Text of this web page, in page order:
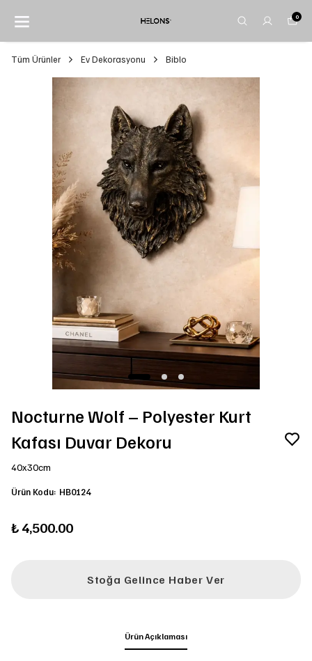
0
Tüm Ürünler Ev Dekorasyonu Biblo
Nocturne Wolf – Polyester Kurt
Kafası Duvar Dekoru
40x30cm
Ürün Kodu: HB0124
₺ 4,500.00
Stoğa Gelince Haber Ver
Ürün Açıklaması